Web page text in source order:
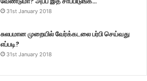
31st January 2018
சுலபமான முறையில் வேர்க்கடலை பர்பி செய்வது
எப்படி?
31st January 2018